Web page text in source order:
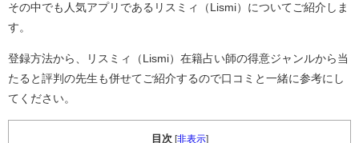
その中でも人気アプリであるリスミィ（Lismi）についてご紹介しま
す。
登録方法から、リスミィ（Lismi）在籍占い師の得意ジャンルから当
たると評判の先生も併せてご紹介するので口コミと一緒に参考にし
てください。
目次 [非表示]